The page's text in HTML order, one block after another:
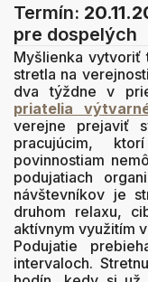
Termín:
pre dospelých
Myšlienka vytvoriť
stretla na
dva týždne v
priatelia
verejne prejaviť
pracujúcim,
povinnostiam
podujatiach
návštevníkov je
druhom relaxu,
aktívnym využitím
Podujatie
intervaloch.